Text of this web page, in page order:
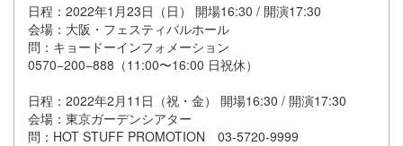
日程：2022年1月23日（日） 開場16:30 / 開演17:30
会場：大阪・フェスティバルホール
問：キョードーインフォメーション
0570−200−888（11:00〜16:00 日祝休）
日程：2022年2月11日（祝・金） 開場16:30 / 開演17:30
会場：東京ガーデンシアター
問：HOT STUFF PROMOTION 03-5720-9999